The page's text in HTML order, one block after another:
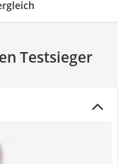
Testsieger